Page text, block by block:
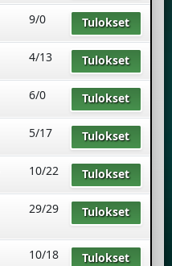
9/0 Tulokset
4/13 Tulokset
6/0 Tulokset
5/17 Tulokset
10/22 Tulokset
29/29 Tulokset
10/18 Tulokset